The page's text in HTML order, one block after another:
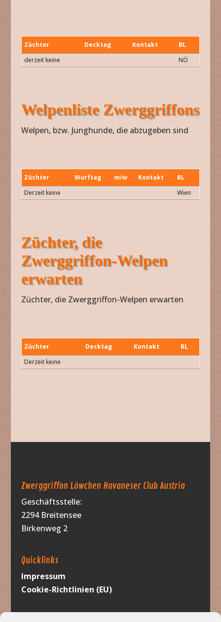
Züchter Decktag Kontakt
BL
Züchter
BL
derzeit keine NÖ
Welpenliste Zwerggriffons
Welpen, bzw. Junghunde, die abzugeben sind
Züchter Wurftag m/w Kontakt
BL
Züchter
BL
Derzeit keine Wien
Züchter, die
Zwerggriffon-Welpen
erwarten
Züchter, die Zwerggriffon-Welpen erwarten
Züchter Decktag Kontakt
BL
Züchter
Derzeit keine
Zwerggriffon Löwchen Havaneser Club Austria
Geschäftsstelle:
2294 Breitensee
Birkenweg 2
Quicklinks
Impressum
Cookie-Richtlinien (EU)